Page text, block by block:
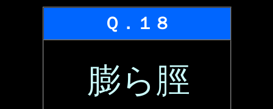
Ｑ．１８
膨ら脛